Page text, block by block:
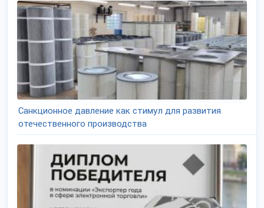
Санкционное давление как стимул для развития
отечественного производства